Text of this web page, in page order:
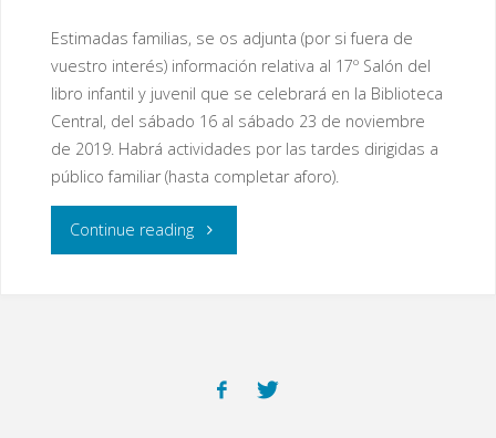
Estimadas familias, se os adjunta (por si fuera de
vuestro interés) información relativa al 17º Salón del
libro infantil y juvenil que se celebrará en la Biblioteca
Central, del sábado 16 al sábado 23 de noviembre
de 2019. Habrá actividades por las tardes dirigidas a
público familiar (hasta completar aforo).
Continue reading"17º